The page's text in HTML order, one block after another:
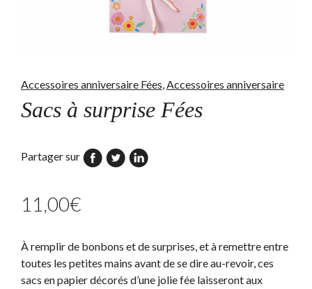
Accessoires anniversaire Fées,Accessoires anniversaire
Sacs à surprise Fées
Partager sur
11,00€
À remplir de bonbons et de surprises, et à remettre entre
toutes les petites mains avant de se dire au-revoir, ces
sacs en papier décorés d’une jolie fée laisseront aux